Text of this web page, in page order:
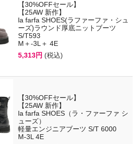
【30%OFFセール】
【25AW 新作】
la farfa SHOES(ラファーファ・シュ
ーズ)ラウンド厚底ニットブーツ
S/T593
M＋-3L＋ 4E
5,313円 (税込)
【30%OFFセール】
【25AW 新作】
la farfa SHOES（ラ・ファーファ シ
ューズ）
軽量エンジニアブーツ S/T 6000
M-3L 4E